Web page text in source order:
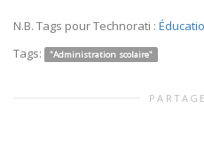
N.B. Tags pour Technorati :
Tags:
"Administration scolaire"